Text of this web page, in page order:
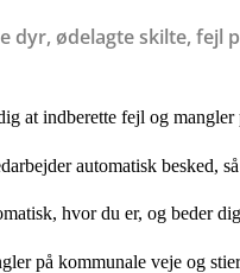
dyr, ødelagte skilte,
at indberette fejl og
automatisk besked,
hvor du er, og beder
på kommunale veje og